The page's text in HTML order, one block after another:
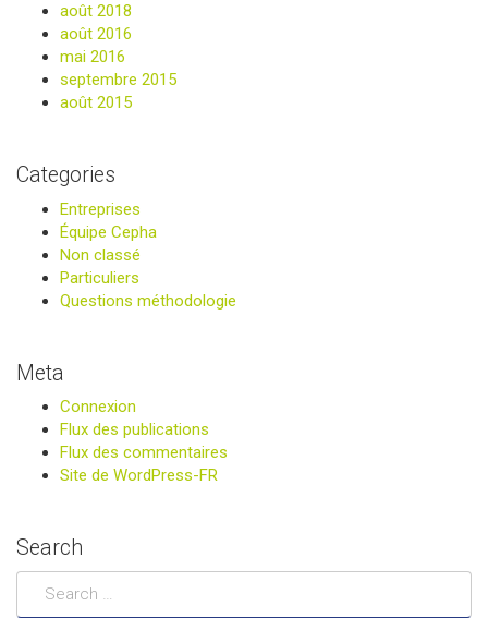
août 2018
août 2016
mai 2016
septembre 2015
août 2015
Categories
Entreprises
Équipe Cepha
Non classé
Particuliers
Questions méthodologie
Meta
Connexion
Flux des publications
Flux des commentaires
Site de WordPress-FR
Search